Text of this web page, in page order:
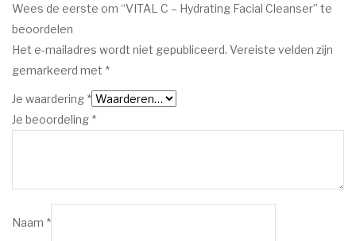
Wees de eerste om “VITAL C – Hydrating Facial Cleanser” te
beoordelen
Het e-mailadres wordt niet gepubliceerd. Vereiste velden zijn
gemarkeerd met *
Je waardering *
Je beoordeling *
Naam *